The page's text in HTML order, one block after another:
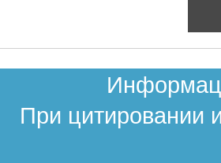
При цитировании